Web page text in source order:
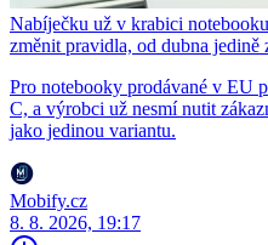
Nabíječku už v krabici
změnit pravidla, od dubna jedině
Pro notebooky prodávané v EU
C, a výrobci už nesmí nutit
jako jedinou variantu.
Mobify.cz
8. 8. 2026, 19:17